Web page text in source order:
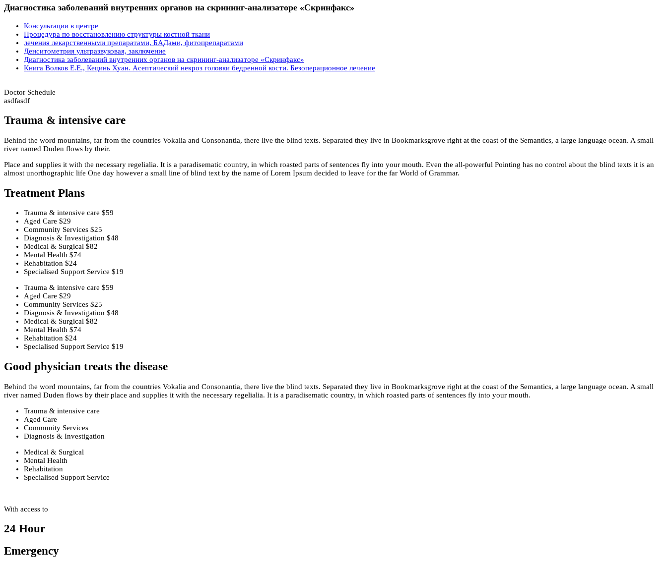
Диагностика заболеваний внутренних органов на скрининг-анализаторе «Скринфакс»
Консультации в центре
Процедура по восстановлению структуры костной ткани
лечения лекарственными препаратами, БАДами, фитопрепаратами
Денситометрия ультразвуковая, заключение
Диагностика заболеваний внутренних органов на скрининг-анализаторе «Скринфакс»
Книга Волков Е.Е., Кецинь Хуан. Асептический некроз головки бедренной кости. Безоперационное лечение
Doctor Schedule
asdfasdf
Trauma & intensive care
Behind the word mountains, far from the countries Vokalia and Consonantia, there live the blind texts. Separated they live in Bookmarksgrove right at the coast of the Semantics, a large language ocean. A small
river named Duden flows by their.
Place and supplies it with the necessary regelialia. It is a paradisematic country, in which roasted parts of sentences fly into your mouth. Even the all-powerful Pointing has no control about the blind texts it is an
almost unorthographic life One day however a small line of blind text by the name of Lorem Ipsum decided to leave for the far World of Grammar.
Treatment Plans
Trauma & intensive care $59
Aged Care $29
Community Services $25
Diagnosis & Investigation $48
Medical & Surgical $82
Mental Health $74
Rehabitation $24
Specialised Support Service $19
Trauma & intensive care $59
Aged Care $29
Community Services $25
Diagnosis & Investigation $48
Medical & Surgical $82
Mental Health $74
Rehabitation $24
Specialised Support Service $19
Good physician treats the disease
Behind the word mountains, far from the countries Vokalia and Consonantia, there live the blind texts. Separated they live in Bookmarksgrove right at the coast of the Semantics, a large language ocean. A small
river named Duden flows by their place and supplies it with the necessary regelialia. It is a paradisematic country, in which roasted parts of sentences fly into your mouth.
Trauma & intensive care
Aged Care
Community Services
Diagnosis & Investigation
Medical & Surgical
Mental Health
Rehabitation
Specialised Support Service
With access to
24 Hour
Emergency